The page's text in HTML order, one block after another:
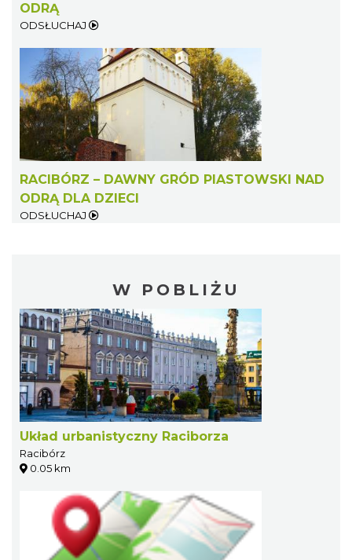
ODRĄ
ODSŁUCHAJ
RACIBÓRZ – DAWNY GRÓD PIASTOWSKI NAD
ODRĄ DLA DZIECI
ODSŁUCHAJ
W POBLIŻU
Układ urbanistyczny Raciborza
Racibórz
0.05 km